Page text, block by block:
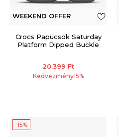
WEEKEND OFFER
Crocs Papucsok Saturday
Platform Dipped Buckle
20.399 Ft
Kedvezmény15%
-15%